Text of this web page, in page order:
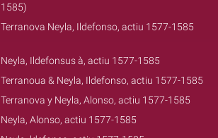
1585)
Terranova Neyla, Ildefonso, actiu 1577-1585
Neyla, Ildefonsus à, actiu 1577-1585
Terranoua & Neyla, Ildefonso, actiu 1577-1585
Terranova y Neyla, Alonso, actiu 1577-1585
Neyla, Alonso, actiu 1577-1585